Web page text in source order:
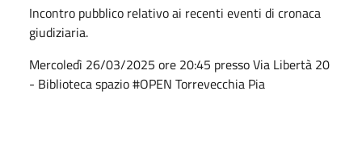
Incontro pubblico relativo ai recenti eventi di cronaca
giudiziaria.
Mercoledì 26/03/2025 ore 20:45 presso Via Libertà 20
- Biblioteca spazio #OPEN Torrevecchia Pia